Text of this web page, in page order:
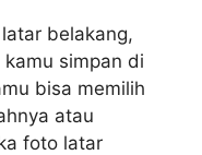
belakang,
simpan di
bisa memilih
atau
foto latar